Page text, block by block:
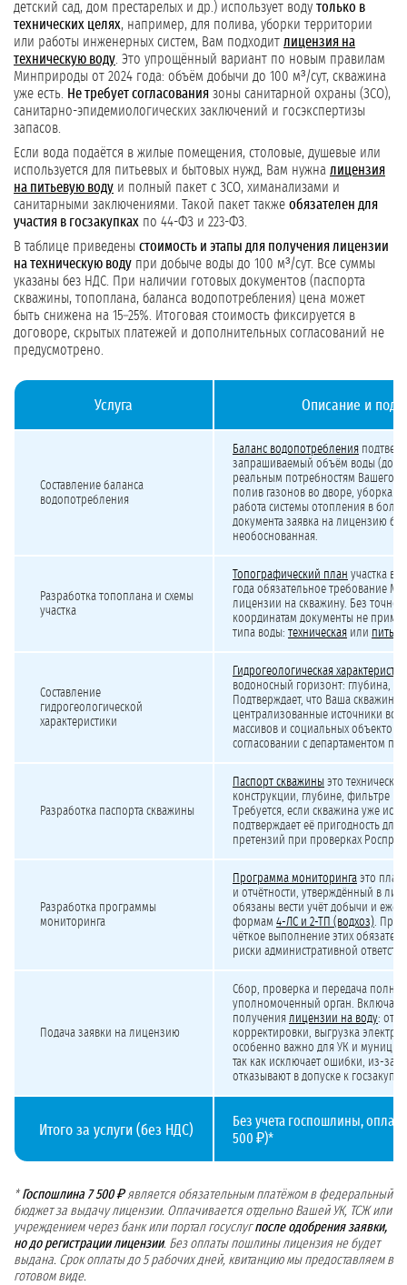
детский сад, дом престарелых и др.) использует воду только в
технических целях, например, для полива, уборки территории
или работы инженерных систем, Вам подходит лицензия на
техническую воду . Это упрощённый вариант по новым правилам
Минприроды от 2024 года: объём добычи до 100 м³/сут, скважина
уже есть. Не требует согласования зоны санитарной охраны (ЗСО),
санитарно-эпидемиологических заключений и госэкспертизы
запасов.
Если вода подаётся в жилые помещения, столовые, душевые или
используется для питьевых и бытовых нужд, Вам нужна лицензия
на питьевую воду и полный пакет с ЗСО, химанализами и
санитарными заключениями. Такой пакет также обязателен для
участия в госзакупках по 44-ФЗ и 223-ФЗ.
В таблице приведены стоимость и этапы для получения лицензии
на техническую воду при добыче воды до 100 м³/сут. Все суммы
указаны без НДС. При наличии готовых документов (паспорта
скважины, топоплана, баланса водопотребления) цена может
быть снижена на 15–25%. Итоговая стоимость фиксируется в
договоре, скрытых платежей и дополнительных согласований не
предусмотрено.
Услуга Описание и
Составление баланса
водопотребления
Баланс водопотребления
запрашиваемый объём воды (до
реальным потребностям Вашего
полив газонов во дворе, уборка
работа системы отопления в
документа заявка на лицензию
необоснованная.
Разработка топоплана и схемы
участка
Топографический план участка в
года обязательное требование
лицензии на скважину. Без
координатам документы не
типа воды: техническая или
Составление
гидрогеологической
характеристики
Гидрогеологическая
водоносный горизонт: глубина,
Подтверждает, что Ваша скважина
централизованные источники
массивов и социальных объектов.
согласовании с департаментом
Разработка паспорта скважины
Паспорт скважины это
конструкции, глубине, фильтре и
Требуется, если скважина уже
подтверждает её пригодность
претензий при проверках
Разработка программы
мониторинга
Программа мониторинга это план
и отчётности, утверждённый в
обязаны вести учёт добычи и
формам 4-ЛС и 2-ТП (водхоз).
чёткое выполнение этих
риски административной
Подача заявки на лицензию
Сбор, проверка и передача
уполномоченный орган.
получения лицензии на воду:
корректировки, выгрузка
особенно важно для УК и
так как исключает ошибки, из-за
отказывают в допуске к
Итого за услуги (без НДС)
Без учета госпошлины,
500 ₽)*
* Госпошлина 7 500 ₽является обязательным платёжом в федеральный
бюджет за выдачу лицензии. Оплачивается отдельно Вашей УК, ТСЖ или
учреждением через банк или портал госуслугпосле одобрения заявки,
но до регистрации лицензии. Без оплаты пошлины лицензия не будет
выдана. Срок оплаты до 5 рабочих дней, квитанцию мы предоставляем в
готовом виде.